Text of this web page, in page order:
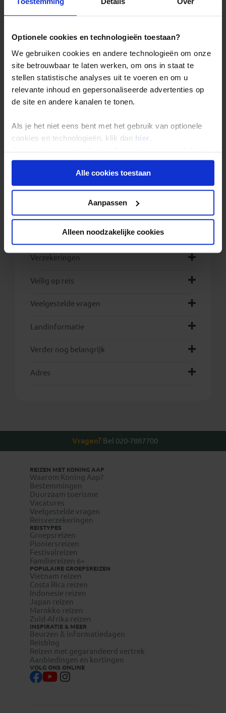
Optionele cookies en technologieën toestaan?
We gebruiken cookies en andere technologieën om onze
site betrouwbaar te laten werken, om ons in staat te
stellen statistische analyses uit te voeren en om u
relevante inhoud en gepersonaliseerde advertenties op
de site en andere kanalen te tonen.
Als je het niet eens bent met het gebruik van optionele
cookies en technologieën, klik dan hier .
Je kunt je selectie in de instellingen aanpassen of deze
onder aan de pagina op elk gewenst moment voor de
toekomst wijzigen.Alle cookies toestaan
Aanpassen
Alleen noodzakelijke cookies
Reizigers die niet beschikken over de Nederlandse
of Belgische nationaliteit, dienen zelf contact op
Reizigers met meereizende kinderen onder de 18
jaar dienen zelf bij de betreffende ambassade te
infomeren naar eventuele aanvullende
toelatingseisen.
Accommodatie en transport
hier
Zwaarte van de reis
Bewust op reis
Landarrangement
Verzekeringen
Veilig op reis
Veelgestelde vragen
Landinformatie
Verder nog belangrijk
Adres
Vragen? Bel 020-7887700
REIZEN MET KONING AAP
Waarom Koning Aap?
Bestemmingen
Duurzaam toerisme
Vacatures
Veelgestelde vragen
Reisverzekeringen
REISTYPES
Groepsreizen
Pioniersreizen
Festivalreizen
Familiereizen 6+
POPULAIRE GROEPSREIZEN
Vietnam reizen
Costa Rica reizen
Indonesie reizen
Japan reizen
Marokko reizen
Zuid-Afrika reizen
INSPIRATIE & MEER
Beurzen & informatiedagen
Reisblog
Reizen met gegarandeerd vertrek
Aanbiedingen en kortingen
VOLG ONS ONLINE